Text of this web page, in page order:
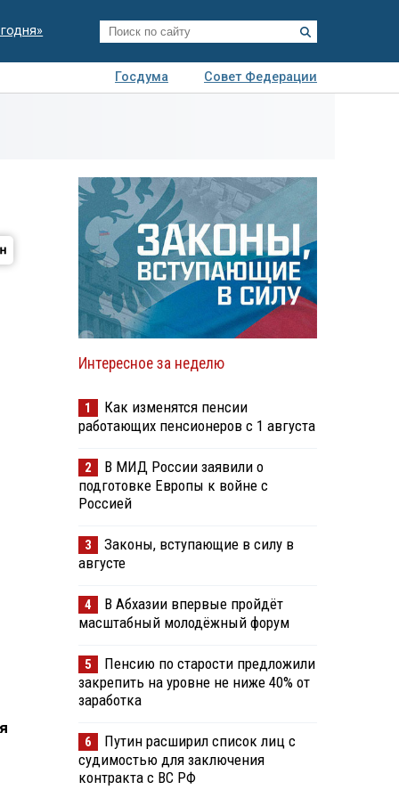
Госдума
Совет Федерации
Интересное за неделю
1
Как изменятся пенсии
работающих пенсионеров с 1 августа
2
В МИД России заявили о
подготовке Европы к войне с
Россией
3
Законы, вступающие в силу в
августе
4
В Абхазии впервые пройдёт
масштабный молодёжный форум
5
Пенсию по старости предложили
закрепить на уровне не ниже 40% от
заработка
6
Путин расширил список лиц с
судимостью для заключения
контракта с ВС РФ